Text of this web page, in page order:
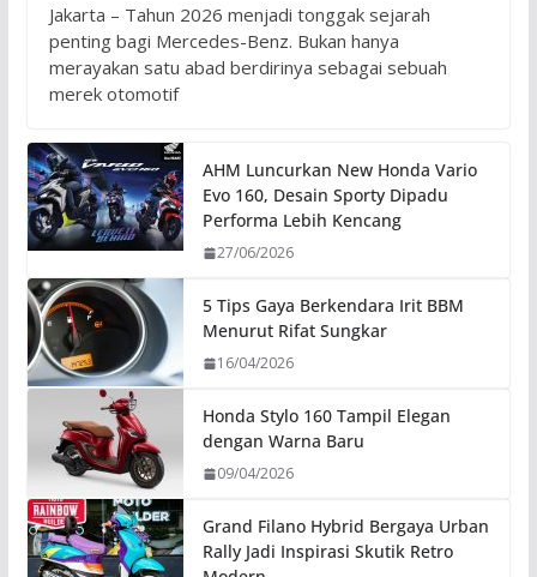
Jakarta – Tahun 2026 menjadi tonggak sejarah
penting bagi Mercedes-Benz. Bukan hanya
merayakan satu abad berdirinya sebagai sebuah
merek otomotif
AHM Luncurkan New Honda Vario
Evo 160, Desain Sporty Dipadu
Performa Lebih Kencang
27/06/2026
5 Tips Gaya Berkendara Irit BBM
Menurut Rifat Sungkar
16/04/2026
Honda Stylo 160 Tampil Elegan
dengan Warna Baru
09/04/2026
Grand Filano Hybrid Bergaya Urban
Rally Jadi Inspirasi Skutik Retro